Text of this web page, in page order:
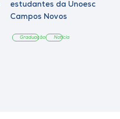
estudantes da Unoesc
Campos Novos
Graduação Notícia